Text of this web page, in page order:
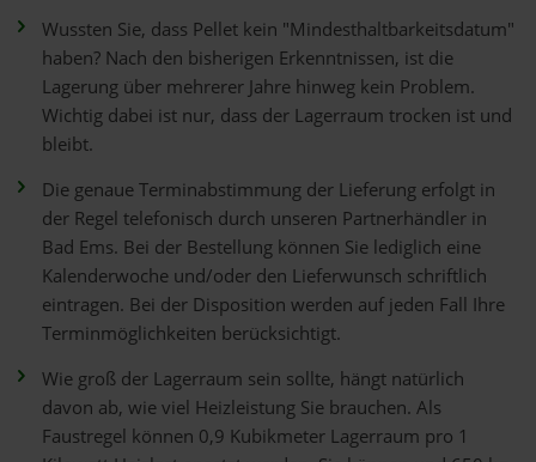
Wussten Sie, dass Pellet kein "Mindesthaltbarkeitsdatum"
haben? Nach den bisherigen Erkenntnissen, ist die
Lagerung über mehrerer Jahre hinweg kein Problem.
Wichtig dabei ist nur, dass der Lagerraum trocken ist und
bleibt.
Die genaue Terminabstimmung der Lieferung erfolgt in
der Regel telefonisch durch unseren Partnerhändler in
Bad Ems. Bei der Bestellung können Sie lediglich eine
Kalenderwoche und/oder den Lieferwunsch schriftlich
eintragen. Bei der Disposition werden auf jeden Fall Ihre
Terminmöglichkeiten berücksichtigt.
Wie groß der Lagerraum sein sollte, hängt natürlich
davon ab, wie viel Heizleistung Sie brauchen. Als
Faustregel können 0,9 Kubikmeter Lagerraum pro 1